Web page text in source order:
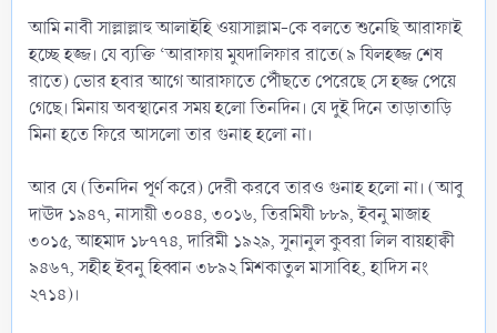
আমি নাবী সাল্লাল্লাহু আলাইহি ওয়াসাল্লাম-কে বলতে শুনেছি আরাফাই
হচ্ছে হজ্জ। যে ব্যক্তি ‘আরাফায় মুযদালিফার রাতে(৯ যিলহজ্জ শেষ
রাতে) ভোর হবার আগে আরাফাতে পৌঁছতে পেরেছে সে হজ্জ পেয়ে
গেছে। মিনায় অবস্থানের সময় হলো তিনদিন। যে দুই দিনে তাড়াতাড়ি
মিনা হতে ফিরে আসলো তার গুনাহ হলো না।
আর যে (তিনদিন পূর্ণ করে) দেরী করবে তারও গুনাহ হলো না। (আবু
দাঊদ ১৯৪৭, নাসায়ী ৩০৪৪, ৩০১৬, তিরমিযী ৮৮৯, ইবনু মাজাহ
৩০১৫, আহমাদ ১৮৭৭৪, দারিমী ১৯২৯, সুনানুল কুবরা লিল বায়হাক্বী
৯৪৬৭, সহীহ ইবনু হিব্বান ৩৮৯২ মিশকাতুল মাসাবিহ, হাদিস নং
২৭১৪)।